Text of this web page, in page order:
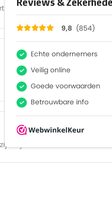
Klanten geven ons een9.8/10
Gratis verzending
Retourneren binnen30 dagen
wij